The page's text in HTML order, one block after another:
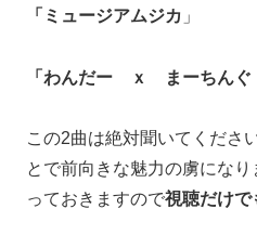
「ミュージアムジカ 」
「わんだー ｘ まーちんぐ
この2曲は絶対聞いてくださ
とで前向きな魅力の虜にな
っておきますので視聴だけで